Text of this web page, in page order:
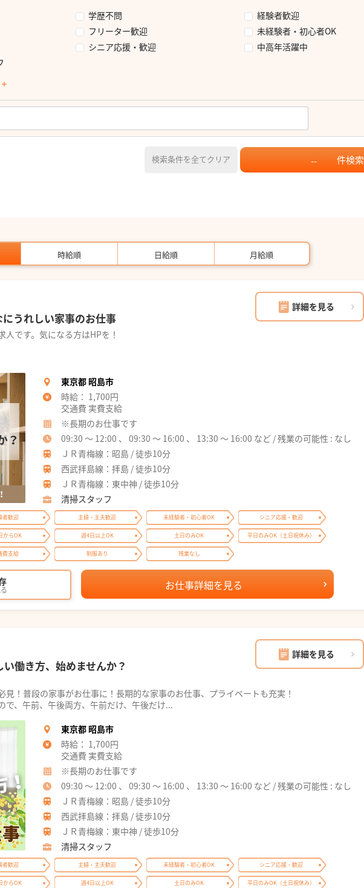
学歴不問
経験者歓迎
フリーター歓迎
未経験者・初心者OK
シニア応援・歓迎
中高年活躍中
検索条件を全てクリア -- 件検索
時給順 日給順 月給順
詳細を見る
うれしい家事のお仕事
です。気になる方はHPを！
東京都 昭島市
時給： 1,700円
交通費 実費支給
※長期のお仕事です
09:30 ～ 12:00 、 09:30 ～ 16:00 、 13:30 ～ 16:00 など / 残業の可能性 : なし
ＪＲ青梅線：昭島 / 徒歩10分
西武拝島線：拝島 / 徒歩10分
ＪＲ青梅線：東中神 / 徒歩10分
清掃スタッフ
者歓迎 主婦・主夫歓迎 未経験者・初心者OK シニア応援・歓迎
からOK 週4日以上OK 土日のみOK 平日のみOK（土日祝休み）
費支給 制服あり 残業なし
お仕事詳細を見る
詳細を見る
働き方、始めませんか？
！普段の家事がお仕事に！長期的な家事のお仕事、プライベートも充実！
、午前、午後両方、午前だけ、午後だけ...
東京都 昭島市
時給： 1,700円
交通費 実費支給
※長期のお仕事です
09:30 ～ 12:00 、 09:30 ～ 16:00 、 13:30 ～ 16:00 など / 残業の可能性 : なし
ＪＲ青梅線：昭島 / 徒歩10分
西武拝島線：拝島 / 徒歩10分
ＪＲ青梅線：東中神 / 徒歩10分
清掃スタッフ
者歓迎 主婦・主夫歓迎 未経験者・初心者OK シニア応援・歓迎
からOK 週4日以上OK 土日のみOK 平日のみOK（土日祝休み）